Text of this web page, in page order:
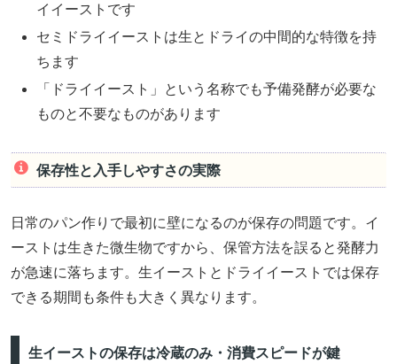
イイーストです
セミドライイーストは生とドライの中間的な特徴を持
ちます
「ドライイースト」という名称でも予備発酵が必要な
ものと不要なものがあります
保存性と入手しやすさの実際
日常のパン作りで最初に壁になるのが保存の問題です。イ
ーストは生きた微生物ですから、保管方法を誤ると発酵力
が急速に落ちます。生イーストとドライイーストでは保存
できる期間も条件も大きく異なります。
生イーストの保存は冷蔵のみ・消費スピードが鍵